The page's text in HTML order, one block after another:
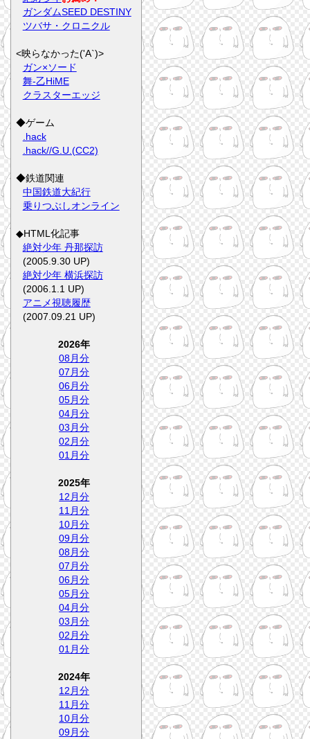
ガンダムSEED DESTINY
ツバサ・クロニクル
<映らなかった('A`)>
ガン×ソード
舞-乙HiME
クラスターエッジ
◆ゲーム
.hack
.hack//G.U.(CC2)
◆鉄道関連
中国鉄道大紀行
乗りつぶしオンライン
◆HTML化記事
絶対少年 丹那探訪
(2005.9.30 UP)
絶対少年 横浜探訪
(2006.1.1 UP)
アニメ視聴履歴
(2007.09.21 UP)
2026年
08月分
07月分
06月分
05月分
04月分
03月分
02月分
01月分
2025年
12月分
11月分
10月分
09月分
08月分
07月分
06月分
05月分
04月分
03月分
02月分
01月分
2024年
12月分
11月分
10月分
09月分